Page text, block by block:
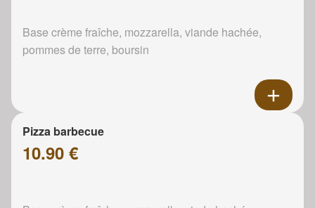
Base crème fraîche, mozzarella, viande hachée,
pommes de terre, boursin
Pizza barbecue
10.90 €